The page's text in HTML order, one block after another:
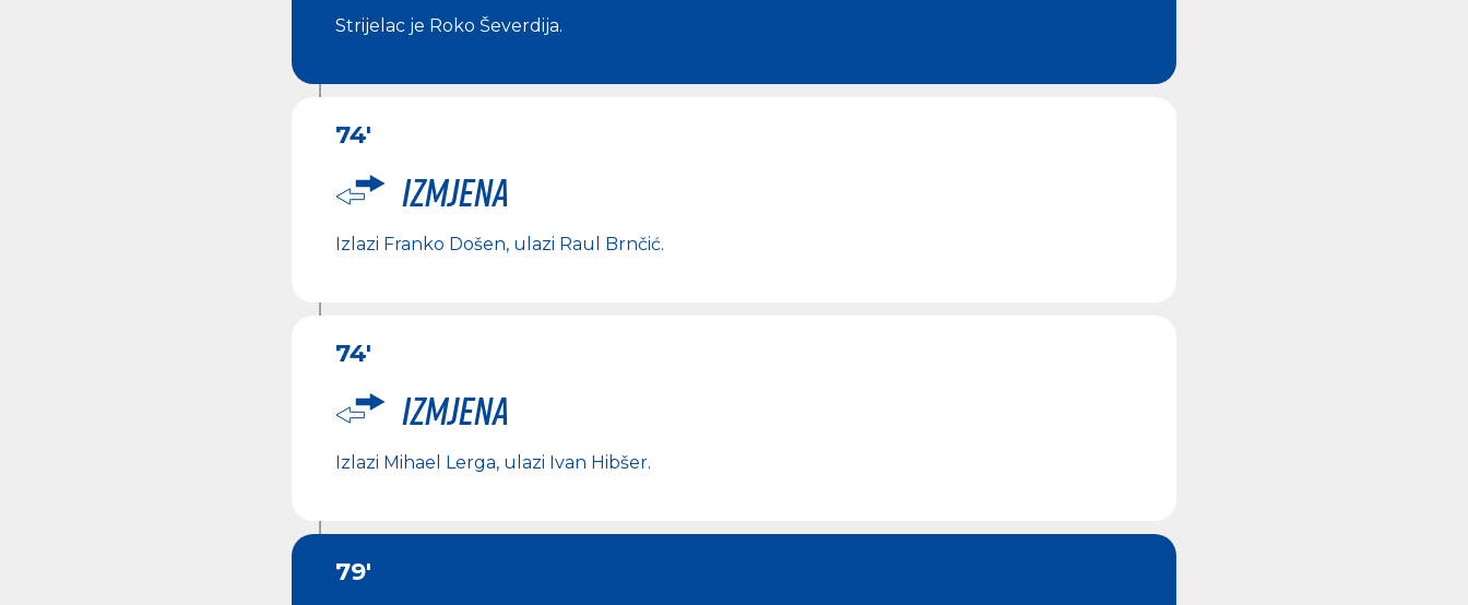
Strijelac je Roko Ševerdija.
74'
Izmjena
Izlazi Franko Došen, ulazi Raul Brnčić.
74'
Izmjena
Izlazi Mihael Lerga, ulazi Ivan Hibšer.
79'